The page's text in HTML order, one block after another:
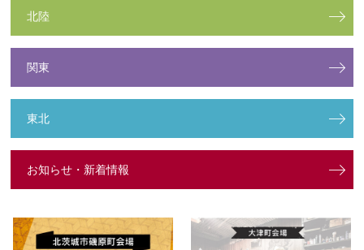
北陸
関東
東北
お知らせ・新着情報